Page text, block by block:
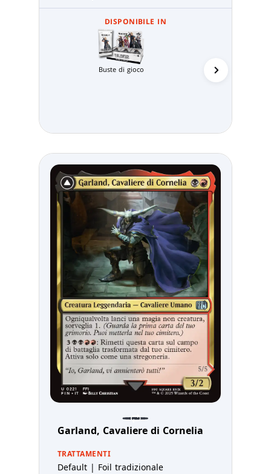
DISPONIBILE IN
Buste di gioco
Garland, Cavaliere di Cornelia
TRATTAMENTI
Default | Foil tradizionale